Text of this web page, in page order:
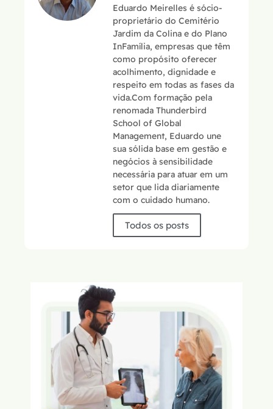
Eduardo Meirelles é sócio-
proprietário do Cemitério
Jardim da Colina e do Plano
InFamília, empresas que têm
como propósito oferecer
acolhimento, dignidade e
respeito em todas as fases da
vida.Com formação pela
renomada Thunderbird
School of Global
Management, Eduardo une
sua sólida base em gestão e
negócios à sensibilidade
necessária para atuar em um
setor que lida diariamente
com o cuidado humano.
Todos os posts